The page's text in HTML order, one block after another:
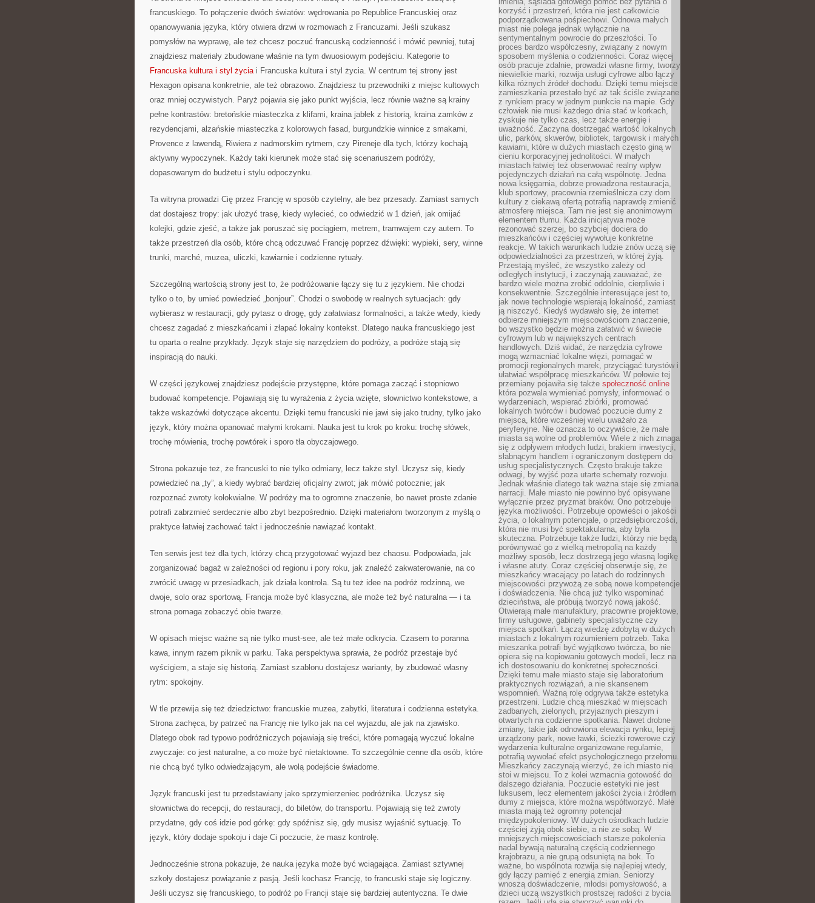
francuskiego. To połączenie dwóch światów: wędrowania po Republice Francuskiej oraz
opanowywania języka, który otwiera drzwi w rozmowach z Francuzami. Jeśli szukasz
pomysłów na wyprawę, ale też chcesz poczuć francuską codzienność i mówić pewniej, tutaj
znajdziesz materiały zbudowane właśnie na tym dwuosiowym podejściu. Kategorie to
Francuska kultura i styl życiai Francuska kultura i styl życia. W centrum tej strony jest
Hexagon opisana konkretnie, ale też obrazowo. Znajdziesz tu przewodniki z miejsc kultowych
oraz mniej oczywistych. Paryż pojawia się jako punkt wyjścia, lecz równie ważne są krainy
pełne kontrastów: bretońskie miasteczka z klifami, kraina jabłek z historią, kraina zamków z
rezydencjami, alzańskie miasteczka z kolorowych fasad, burgundzkie winnice z smakami,
Provence z lawendą, Riwiera z nadmorskim rytmem, czy Pireneje dla tych, którzy kochają
aktywny wypoczynek. Każdy taki kierunek może stać się scenariuszem podróży,
dopasowanym do budżetu i stylu odpoczynku.
Ta witryna prowadzi Cię przez Francję w sposób czytelny, ale bez przesady. Zamiast samych
dat dostajesz tropy: jak ułożyć trasę, kiedy wylecieć, co odwiedzić w 1 dzień, jak omijać
kolejki, gdzie zjeść, a także jak poruszać się pociągiem, metrem, tramwajem czy autem. To
także przestrzeń dla osób, które chcą odczuwać Francję poprzez dźwięki: wypieki, sery, winne
trunki, marché, muzea, uliczki, kawiarnie i codzienne rytuały.
Szczególną wartością strony jest to, że podróżowanie łączy się tu z językiem. Nie chodzi
tylko o to, by umieć powiedzieć „bonjour”. Chodzi o swobodę w realnych sytuacjach: gdy
wybierasz w restauracji, gdy pytasz o drogę, gdy załatwiasz formalności, a także wtedy, kiedy
chcesz zagadać z mieszkańcami i złapać lokalny kontekst. Dlatego nauka francuskiego jest
tu oparta o realne przykłady. Język staje się narzędziem do podróży, a podróże stają się
inspiracją do nauki.
W części językowej znajdziesz podejście przystępne, które pomaga zacząć i stopniowo
budować kompetencje. Pojawiają się tu wyrażenia z życia wzięte, słownictwo kontekstowe, a
także wskazówki dotyczące akcentu. Dzięki temu francuski nie jawi się jako trudny, tylko jako
język, który można opanować małymi krokami. Nauka jest tu krok po kroku: trochę słówek,
trochę mówienia, trochę powtórek i sporo tła obyczajowego.
Strona pokazuje też, że francuski to nie tylko odmiany, lecz także styl. Uczysz się, kiedy
powiedzieć na „ty”, a kiedy wybrać bardziej oficjalny zwrot; jak mówić potocznie; jak
rozpoznać zwroty kolokwialne. W podróży ma to ogromne znaczenie, bo nawet proste zdanie
potrafi zabrzmieć serdecznie albo zbyt bezpośrednio. Dzięki materiałom tworzonym z myślą o
praktyce łatwiej zachować takt i jednocześnie nawiązać kontakt.
Ten serwis jest też dla tych, którzy chcą przygotować wyjazd bez chaosu. Podpowiada, jak
zorganizować bagaż w zależności od regionu i pory roku, jak znaleźć zakwaterowanie, na co
zwrócić uwagę w przesiadkach, jak działa kontrola. Są tu też idee na podróż rodzinną, we
dwoje, solo oraz sportową. Francja może być klasyczna, ale może też być naturalna — i ta
strona pomaga zobaczyć obie twarze.
W opisach miejsc ważne są nie tylko must-see, ale też małe odkrycia. Czasem to poranna
kawa, innym razem piknik w parku. Taka perspektywa sprawia, że podróż przestaje być
wyścigiem, a staje się historią. Zamiast szablonu dostajesz warianty, by zbudować własny
rytm: spokojny.
W tle przewija się też dziedzictwo: francuskie muzea, zabytki, literatura i codzienna estetyka.
Strona zachęca, by patrzeć na Francję nie tylko jak na cel wyjazdu, ale jak na zjawisko.
Dlatego obok rad typowo podróżniczych pojawiają się treści, które pomagają wyczuć lokalne
zwyczaje: co jest naturalne, a co może być nietaktowne. To szczególnie cenne dla osób, które
nie chcą być tylko odwiedzającym, ale wolą podejście świadome.
Język francuski jest tu przedstawiany jako sprzymierzeniec podróżnika. Uczysz się
słownictwa do recepcji, do restauracji, do biletów, do transportu. Pojawiają się też zwroty
przydatne, gdy coś idzie pod górkę: gdy spóźnisz się, gdy musisz wyjaśnić sytuację. To
język, który dodaje spokoju i daje Ci poczucie, że masz kontrolę.
Jednocześnie strona pokazuje, że nauka języka może być wciągająca. Zamiast sztywnej
szkoły dostajesz powiązanie z pasją. Jeśli kochasz Francję, to francuski staje się logiczny.
Jeśli uczysz się francuskiego, to podróż po Francji staje się bardziej autentyczna. Te dwie
korzyść i przestrzeń, która nie jest całkowicie
podporządkowana pośpiechowi. Odnowa małych
miast nie polega jednak wyłącznie na
sentymentalnym powrocie do przeszłości. To
proces bardzo współczesny, związany z nowym
sposobem myślenia o codzienności. Coraz więcej
osób pracuje zdalnie, prowadzi własne firmy, tworzy
niewielkie marki, rozwija usługi cyfrowe albo łączy
kilka różnych źródeł dochodu. Dzięki temu miejsce
zamieszkania przestało być aż tak ściśle związane
z rynkiem pracy w jednym punkcie na mapie. Gdy
człowiek nie musi każdego dnia stać w korkach,
zyskuje nie tylko czas, lecz także energię i
uważność. Zaczyna dostrzegać wartość lokalnych
ulic, parków, skwerów, bibliotek, targowisk i małych
kawiarni, które w dużych miastach często giną w
cieniu korporacyjnej jednolitości. W małych
miastach łatwiej też obserwować realny wpływ
pojedynczych działań na całą wspólnotę. Jedna
nowa księgarnia, dobrze prowadzona restauracja,
klub sportowy, pracownia rzemieślnicza czy dom
kultury z ciekawą ofertą potrafią naprawdę zmienić
atmosferę miejsca. Tam nie jest się anonimowym
elementem tłumu. Każda inicjatywa może
rezonować szerzej, bo szybciej dociera do
mieszkańców i częściej wywołuje konkretne
reakcje. W takich warunkach ludzie znów uczą się
odpowiedzialności za przestrzeń, w której żyją.
Przestają myśleć, że wszystko zależy od
odległych instytucji, i zaczynają zauważać, że
bardzo wiele można zrobić oddolnie, cierpliwie i
konsekwentnie. Szczególnie interesujące jest to,
jak nowe technologie wspierają lokalność, zamiast
ją niszczyć. Kiedyś wydawało się, że internet
odbierze mniejszym miejscowościom znaczenie,
bo wszystko będzie można załatwić w świecie
cyfrowym lub w największych centrach
handlowych. Dziś widać, że narzędzia cyfrowe
mogą wzmacniać lokalne więzi, pomagać w
promocji regionalnych marek, przyciągać turystów i
ułatwiać współpracę mieszkańców. W połowie tej
przemiany pojawiła się także społeczność online
która pozwala wymieniać pomysły, informować o
wydarzeniach, wspierać zbiórki, promować
lokalnych twórców i budować poczucie dumy z
miejsca, które wcześniej wielu uważało za
peryferyjne. Nie oznacza to oczywiście, że małe
miasta są wolne od problemów. Wiele z nich zmaga
się z odpływem młodych ludzi, brakiem inwestycji,
słabnącym handlem i ograniczonym dostępem do
usług specjalistycznych. Często brakuje także
odwagi, by wyjść poza utarte schematy rozwoju.
Jednak właśnie dlatego tak ważna staje się zmiana
narracji. Małe miasto nie powinno być opisywane
wyłącznie przez pryzmat braków. Ono potrzebuje
języka możliwości. Potrzebuje opowieści o jakości
życia, o lokalnym potencjale, o przedsiębiorczości,
która nie musi być spektakularna, aby była
skuteczna. Potrzebuje także ludzi, którzy nie będą
porównywać go z wielką metropolią na każdy
możliwy sposób, lecz dostrzegą jego własną logikę
i własne atuty. Coraz częściej obserwuje się, że
mieszkańcy wracający po latach do rodzinnych
miejscowości przywożą ze sobą nowe kompetencje
i doświadczenia. Nie chcą już tylko wspominać
dzieciństwa, ale próbują tworzyć nową jakość.
Otwierają małe manufaktury, pracownie projektowe,
firmy usługowe, gabinety specjalistyczne czy
miejsca spotkań. Łączą wiedzę zdobytą w dużych
miastach z lokalnym rozumieniem potrzeb. Taka
mieszanka potrafi być wyjątkowo twórcza, bo nie
opiera się na kopiowaniu gotowych modeli, lecz na
ich dostosowaniu do konkretnej społeczności.
Dzięki temu małe miasto staje się laboratorium
praktycznych rozwiązań, a nie skansenem
wspomnień. Ważną rolę odgrywa także estetyka
przestrzeni. Ludzie chcą mieszkać w miejscach
zadbanych, zielonych, przyjaznych pieszym i
otwartych na codzienne spotkania. Nawet drobne
zmiany, takie jak odnowiona elewacja rynku, lepiej
urządzony park, nowe ławki, ścieżki rowerowe czy
wydarzenia kulturalne organizowane regularnie,
potrafią wywołać efekt psychologicznego przełomu.
Mieszkańcy zaczynają wierzyć, że ich miasto nie
stoi w miejscu. To z kolei wzmacnia gotowość do
dalszego działania. Poczucie estetyki nie jest
luksusem, lecz elementem jakości życia i źródłem
dumy z miejsca, które można współtworzyć. Małe
miasta mają też ogromny potencjał
międzypokoleniowy. W dużych ośrodkach ludzie
częściej żyją obok siebie, a nie ze sobą. W
mniejszych miejscowościach starsze pokolenia
nadal bywają naturalną częścią codziennego
krajobrazu, a nie grupą odsuniętą na bok. To
ważne, bo wspólnota rozwija się najlepiej wtedy,
gdy łączy pamięć z energią zmian. Seniorzy
wnoszą doświadczenie, młodsi pomysłowość, a
dzieci uczą wszystkich prostszej radości z bycia